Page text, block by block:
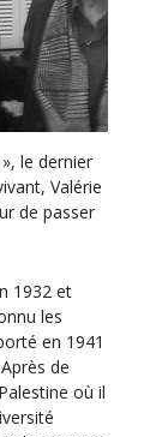
le dernier
Valérie
de passer
1932 et
les
en 1941
de
où il